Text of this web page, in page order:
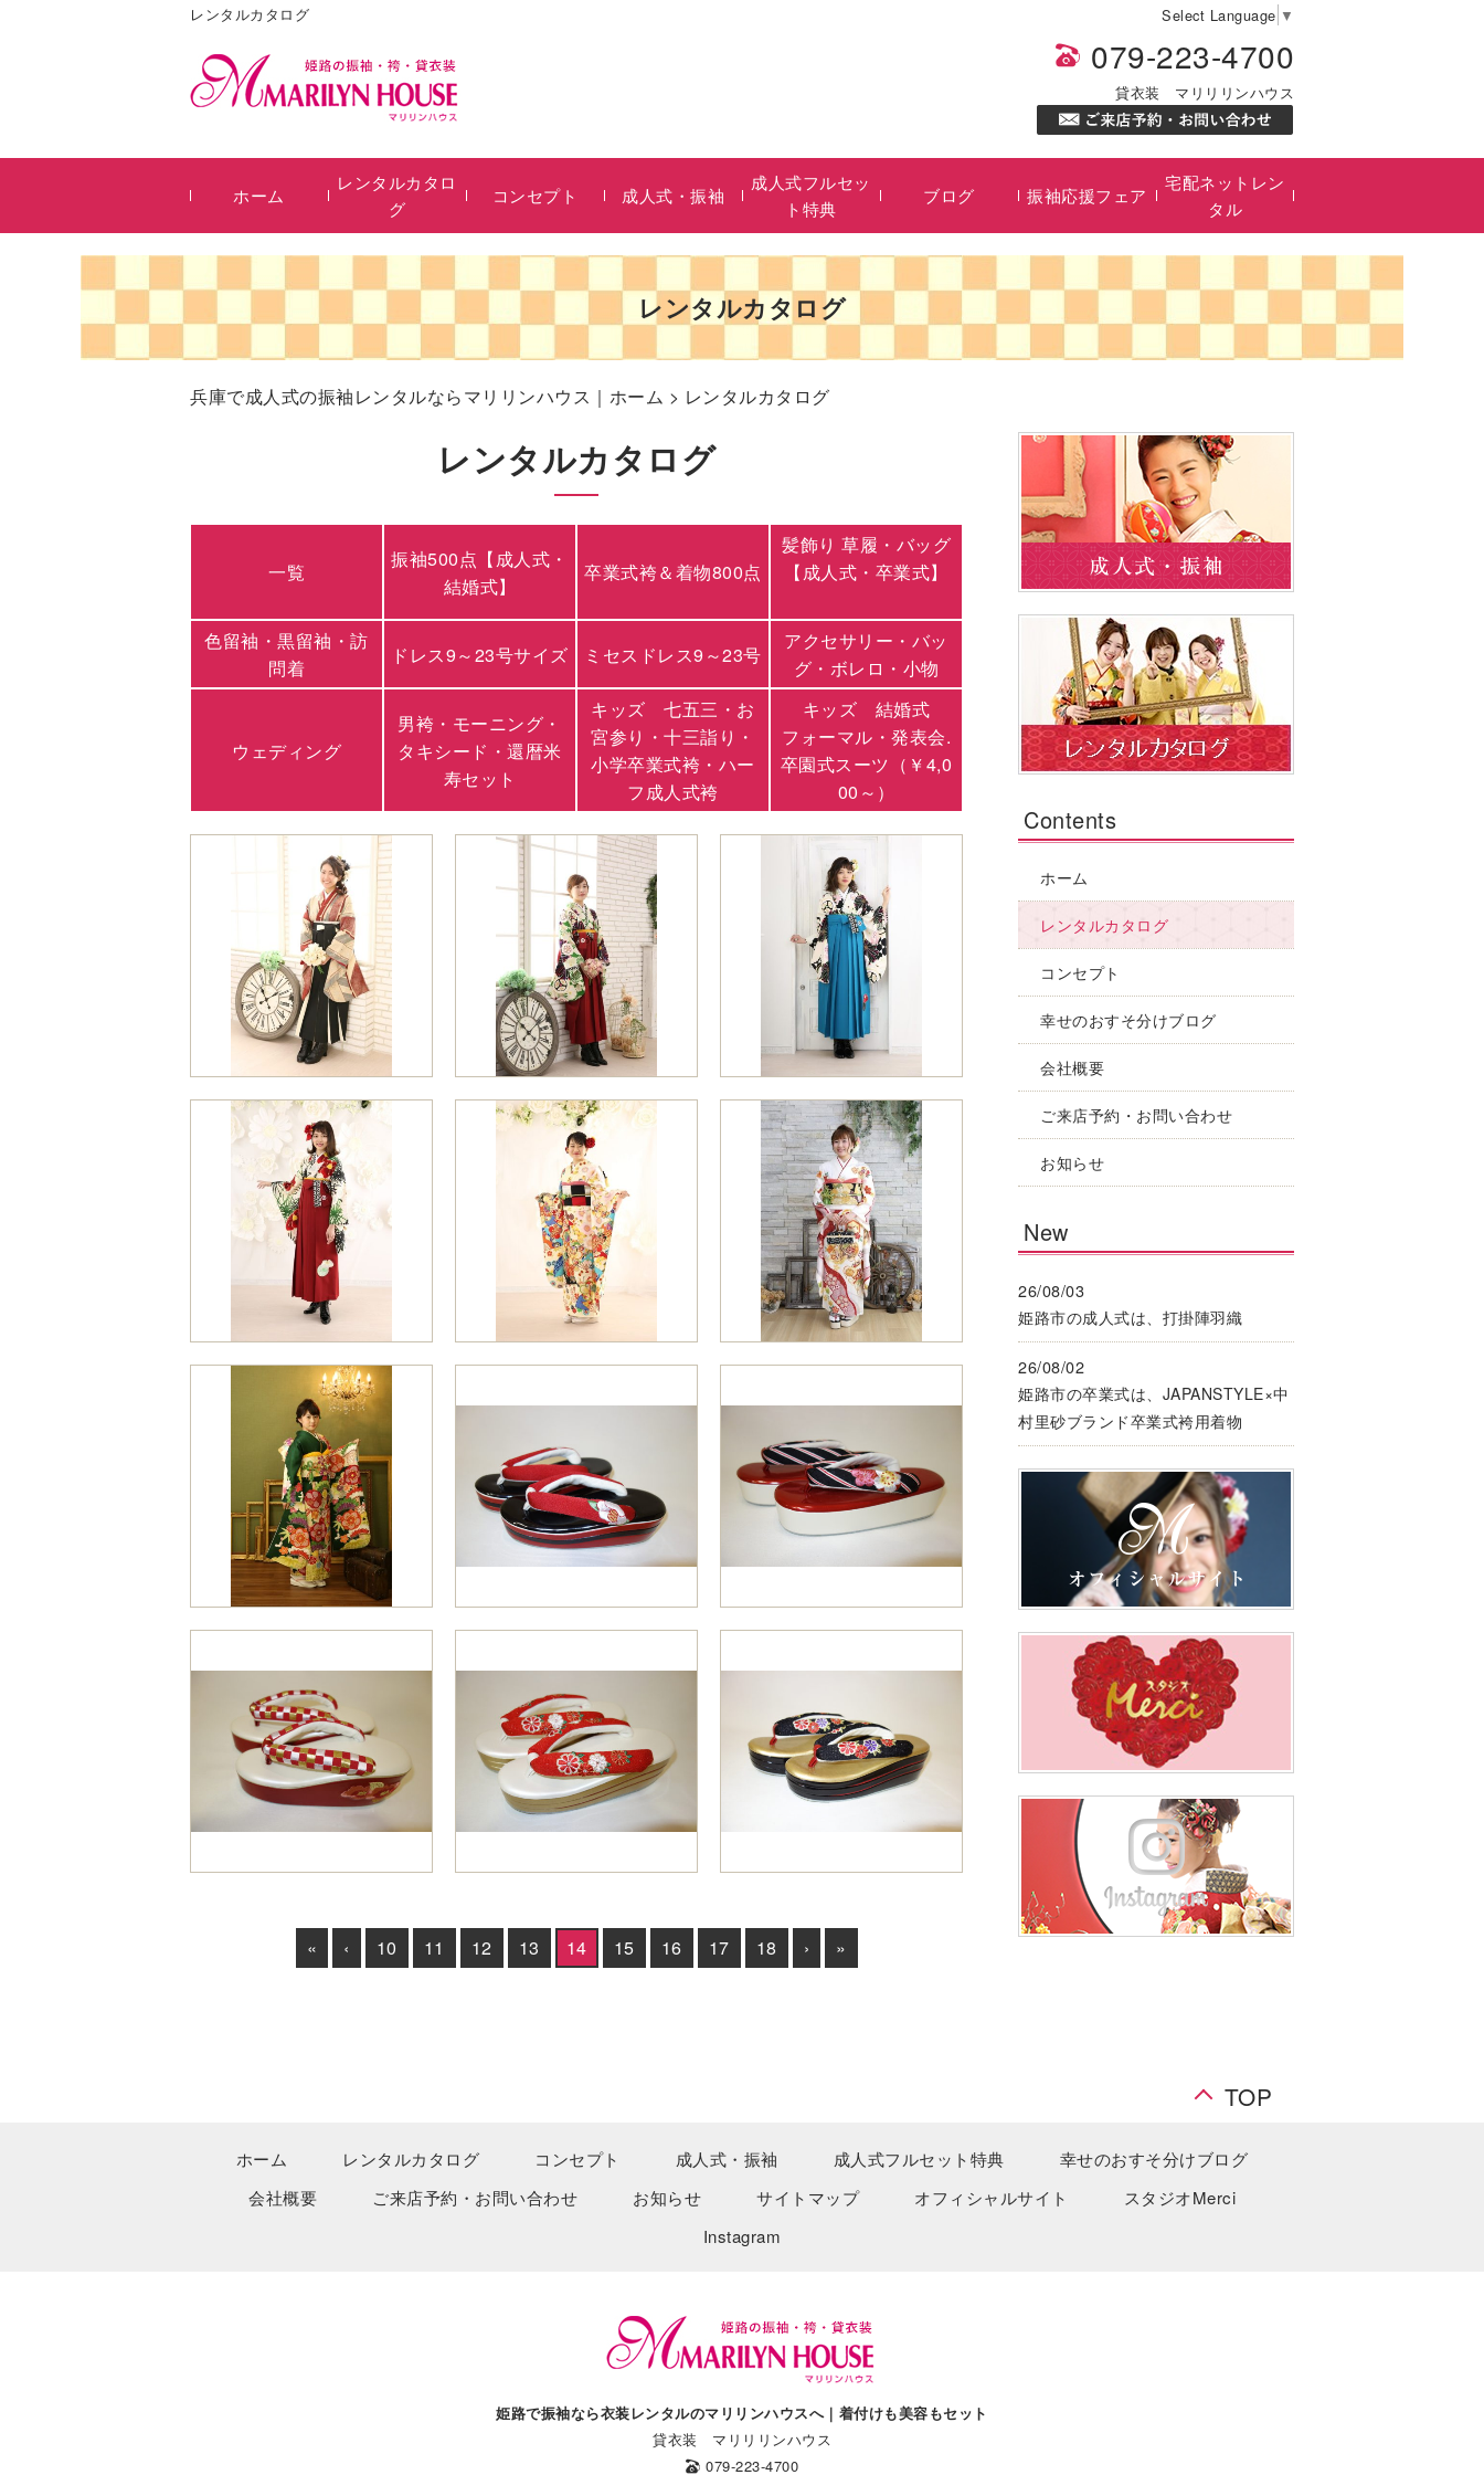
レンタルカタログ Select Language ▼
079-223-4700
貸衣装 マリリリンハウス
ホーム
レンタルカタロ
グ
コンセプト 成人式・振袖
成人式フルセッ
ト特典
ブログ 振袖応援フェア
宅配ネットレン
タル
レンタルカタログ
兵庫で成人式の振袖レンタルならマリリンハウス｜ホーム > レンタルカタログ
レンタルカタログ
一覧
振袖500点【成人式・
結婚式】
卒業式袴＆着物800点
髪飾り 草履・バッグ
【成人式・卒業式】
色留袖・黒留袖・訪
問着
ドレス9～23号サイズ ミセスドレス9～23号
アクセサリー・バッ
グ・ボレロ・小物
ウェディング
男袴・モーニング・
タキシード・還暦米
寿セット
キッズ 七五三・お
宮参り・十三詣り・
小学卒業式袴・ハー
フ成人式袴
キッズ 結婚式
フォーマル・発表会.
卒園式スーツ（￥4,0
00～）
« ‹ 10 11 12 13 14 15 16 17 18 › »
Contents
ホーム
レンタルカタログ
コンセプト
幸せのおすそ分けブログ
会社概要
ご来店予約・お問い合わせ
お知らせ
New
26/08/03
姫路市の成人式は、打掛陣羽織
26/08/02
姫路市の卒業式は、JAPANSTYLE×中
村里砂ブランド卒業式袴用着物
TOP
ホーム レンタルカタログ コンセプト 成人式・振袖 成人式フルセット特典
幸せのおすそ分けブログ
会社概要
ご来店予約・お問い合わせ お知らせ サイトマップ オフィシャルサイト
スタジオMerci
Instagram
姫路で振袖なら衣装レンタルのマリリンハウスへ｜着付けも美容もセット
貸衣装 マリリリンハウス
079-223-4700